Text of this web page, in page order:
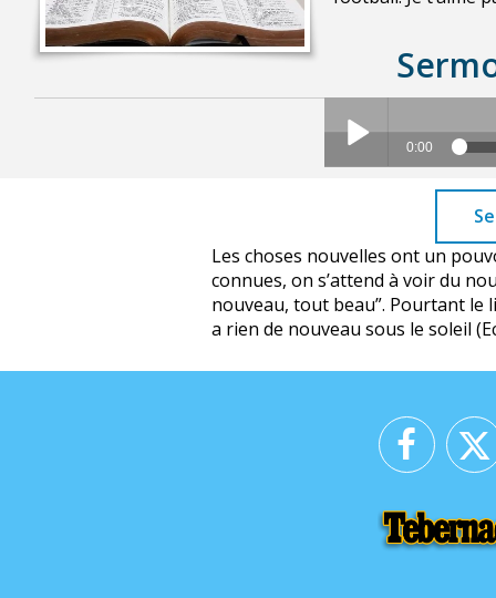
Les choses nouvelles ont un
connues, on s’attend à voir du
nouveau, tout beau”. Pourtant le
a rien de nouveau sous le soleil